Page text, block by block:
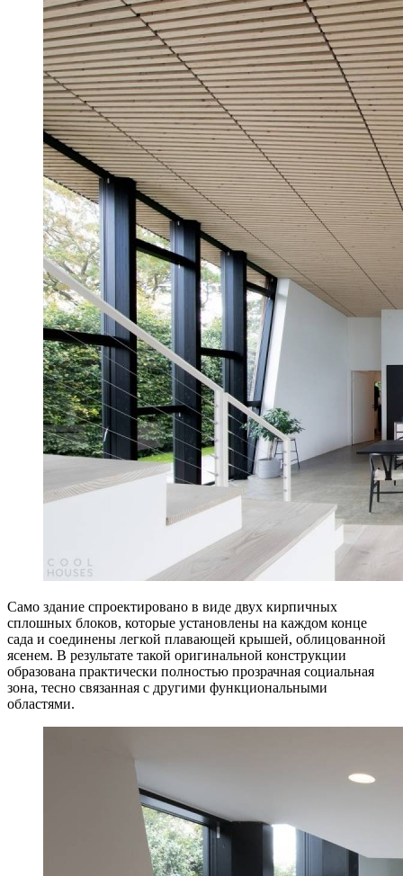
Само здание спроектировано в виде двух кирпичных
сплошных блоков, которые установлены на каждом конце
сада и соединены легкой плавающей крышей, облицованной
ясенем. В результате такой оригинальной конструкции
образована практически полностью прозрачная социальная
зона, тесно связанная с другими функциональными
областями.